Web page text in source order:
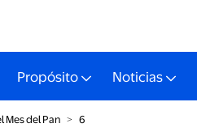
Propósito Noticias
Mes del Pan ˃ 6